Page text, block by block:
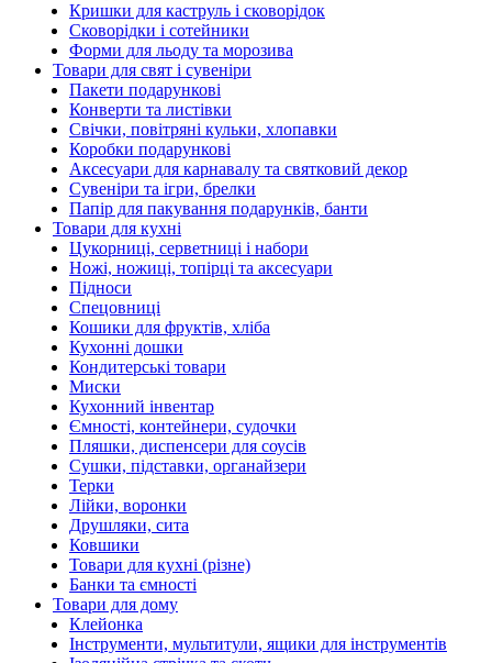
Кришки для каструль і сковорідок
Сковорідки і сотейники
Форми для льоду та морозива
Товари для свят і сувеніри
Пакети подарункові
Конверти та листівки
Свічки, повітряні кульки, хлопавки
Коробки подарункові
Аксесуари для карнавалу та святковий декор
Сувеніри та ігри, брелки
Папір для пакування подарунків, банти
Товари для кухні
Цукорниці, серветниці і набори
Ножі, ножиці, топірці та аксесуари
Підноси
Спецовниці
Кошики для фруктів, хліба
Кухонні дошки
Кондитерські товари
Миски
Кухонний інвентар
Ємності, контейнери, судочки
Пляшки, диспенсери для соусів
Сушки, підставки, органайзери
Терки
Лійки, воронки
Друшляки, сита
Ковшики
Товари для кухні (різне)
Банки та ємності
Товари для дому
Клейонка
Інструменти, мультитули, ящики для інструментів